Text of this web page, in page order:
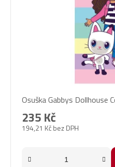
Osuška Gabbys Dollhouse
194,21 Kč bez DPH
235 Kč